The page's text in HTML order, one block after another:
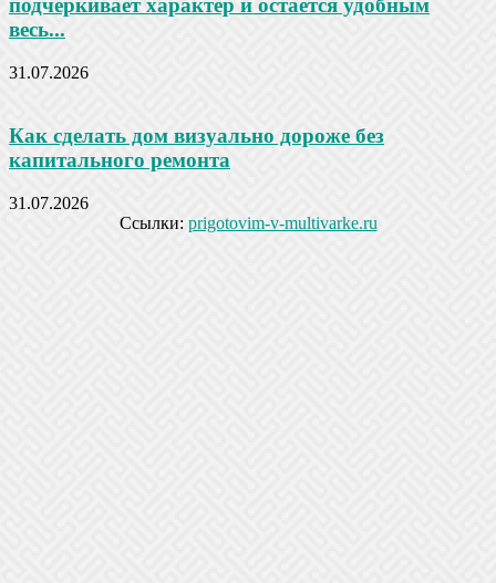
подчеркивает характер и остается удобным
весь...
31.07.2026
Как сделать дом визуально дороже без
капитального ремонта
31.07.2026
Ссылки: prigotovim-v-multivarke.ru